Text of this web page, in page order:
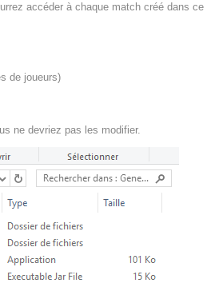
accéder à chaque match créé dans ce
de joueurs)
ne devriez pas les modifier.